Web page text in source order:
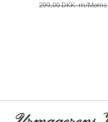
299,00 DKKm/Moms